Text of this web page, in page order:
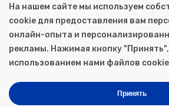
+7 (8452) 72-65-65
gemera@moya-kniga.ru
Моя книга | Сеть книжных магазинов в
На нашем сайте мы используем
cookie для предоставления вам
онлайн-опыта и
рекламы. Нажимая кнопку
использованием нами файлов
Принять